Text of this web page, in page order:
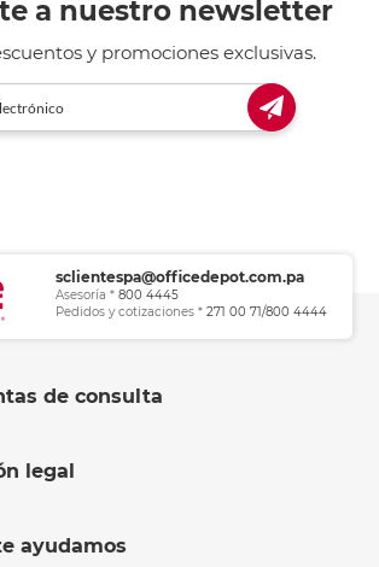
a nuestro newsletter
y promociones exclusivas.
sclientespa@officedepot.com.pa
Asesoría * 800 4445
Pedidos y cotizaciones * 271 00 71/800 4444
de consulta
legal
ayudamos